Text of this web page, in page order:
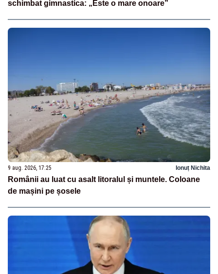
schimbat gimnastica: „Este o mare onoare”
9 aug. 2026, 17:25 Ionuț Nichita
Românii au luat cu asalt litoralul și muntele. Coloane
de mașini pe șosele